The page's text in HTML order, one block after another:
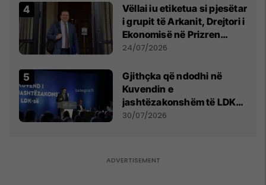
Vëllai iu etiketua si pjesëtar
i grupit të Arkanit, Drejtori i
Ekonomisë në Prizren
mohon pretendimet
24/07/2026
Gjithçka që ndodhi në
Kuvendin e
jashtëzakonshëm të LDK-
së
30/07/2026